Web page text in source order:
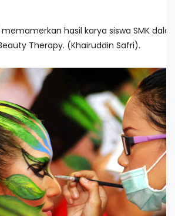
hasil karya siswa SMK
Therapy. (Khairuddin Safri).